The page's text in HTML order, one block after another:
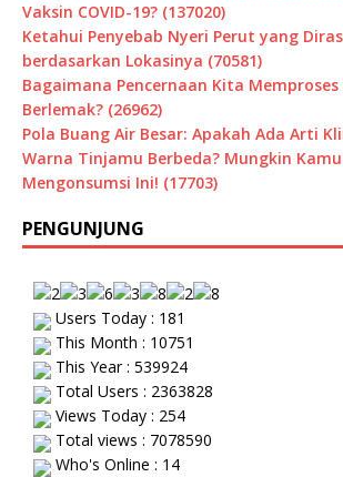
Vaksin COVID-19? (137020)
Ketahui Penyebab Nyeri Perut yang
berdasarkan Lokasinya (70581)
Bagaimana Pencernaan Kita
Berlemak? (26962)
Pola Buang Air Besar: Apakah Ada Arti
Warna Tinjamu Berbeda? Mungkin
Mengonsumsi Ini! (17703)
PENGUNJUNG
Users Today : 181
This Month : 10751
This Year : 539924
Total Users : 2363828
Views Today : 254
Total views : 7078590
Who's Online : 14